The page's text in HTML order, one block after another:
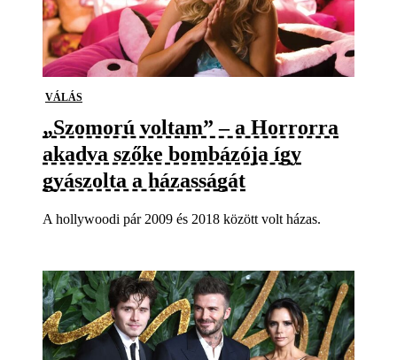
VÁLÁS
„Szomorú voltam” – a Horrorra
akadva szőke bombázója így
gyászolta a házasságát
A hollywoodi pár 2009 és 2018 között volt házas.